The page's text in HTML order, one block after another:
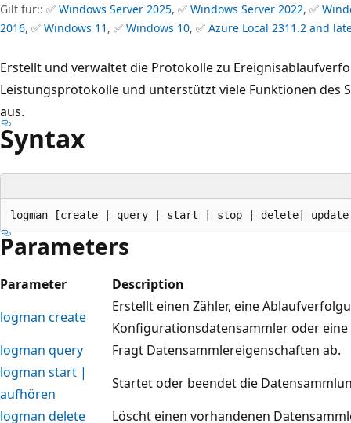
Gilt für:: ✅ Windows Server 2025, ✅ Windows Server 2022, ✅
2016, ✅ Windows 11 , ✅ Windows 10, ✅ Azure Local 2311.2 and
Erstellt und verwaltet die Protokolle zu
Leistungsprotokolle und unterstützt viele Funktionen des
aus.
Syntax
Parameters
Parameter
Description
logman create
Erstellt einen Zähler, eine
Konfigurationsdatensammler oder eine
logman query
Fragt Datensammlereigenschaften ab.
logman start |
aufhören
Startet oder beendet die
logman delete
Löscht einen vorhandenen